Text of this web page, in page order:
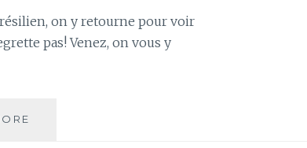
on y retourne pour voir
pas! Venez, on vous y